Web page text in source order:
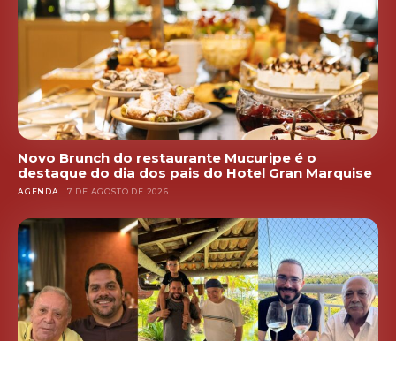
Novo Brunch do restaurante Mucuripe é o
destaque do dia dos pais do Hotel Gran Marquise
AGENDA 7 DE AGOSTO DE 2026